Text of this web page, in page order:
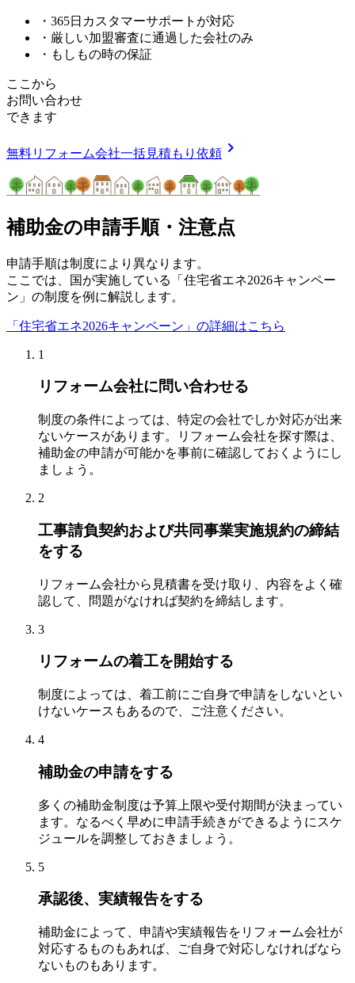
・365日カスタマーサポートが対応
・厳しい加盟審査に通過した会社のみ
・もしもの時の保証
ここから
お問い合わせ
できます
無料リフォーム会社一括見積もり依頼 chevron_right
補助金の申請手順・注意点
申請手順は制度により異なります。
ここでは、国が実施している「住宅省エネ2026キャンペー
ン」の制度を例に解説します。
「住宅省エネ2026キャンペーン」の詳細はこちら
1
リフォーム会社に問い合わせる
制度の条件によっては、特定の会社でしか対応が出来
ないケースがあります。リフォーム会社を探す際は、
補助金の申請が可能かを事前に確認しておくようにし
ましょう。
2
工事請負契約および共同事業実施規約の締結
をする
リフォーム会社から見積書を受け取り、内容をよく確
認して、問題がなければ契約を締結します。
3
リフォームの着工を開始する
制度によっては、着工前にご自身で申請をしないとい
けないケースもあるので、ご注意ください。
4
補助金の申請をする
多くの補助金制度は予算上限や受付期間が決まってい
ます。なるべく早めに申請手続きができるようにスケ
ジュールを調整しておきましょう。
5
承認後、実績報告をする
補助金によって、申請や実績報告をリフォーム会社が
対応するものもあれば、ご自身で対応しなければなら
ないものもあります。